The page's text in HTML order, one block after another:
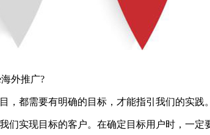
外推广?
，都需要有明确的目标，才能指引我们的实
们实现目标的客户。在确定目标用户时，一定